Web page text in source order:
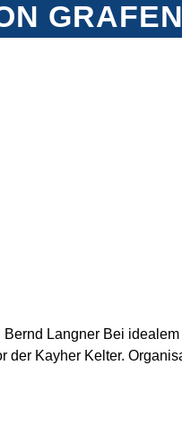
Langner Bei
der Kayher Kelter.